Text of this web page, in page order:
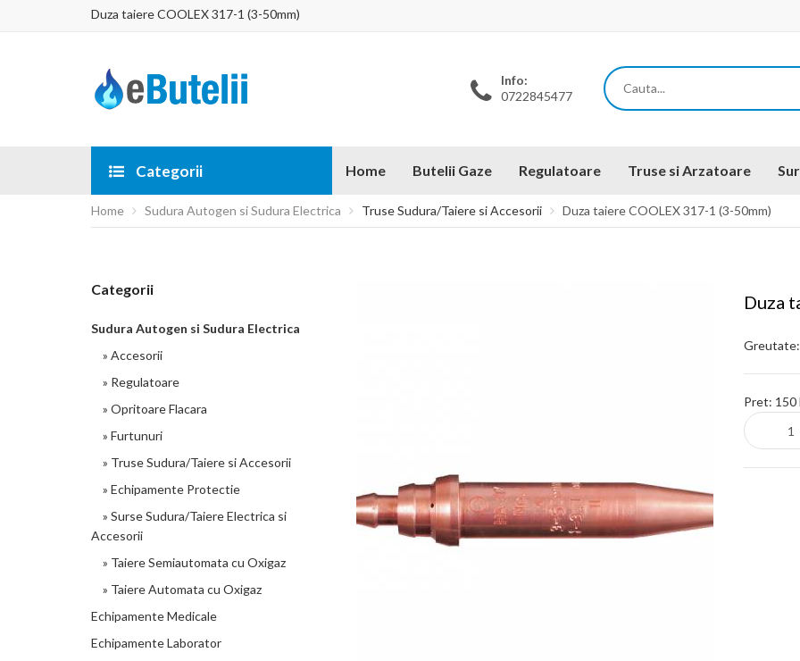
Duza taiere COOLEX 317-1 (3-50mm)
Info:
0722845477
Categorii Home Butelii Gaze Regulatoare Truse si Arzatoare
Home Sudura Autogen si Sudura Electrica Truse Sudura/Taiere si Accesorii Duza taiere COOLEX 317-1 (3-50mm)
Duza
Greutate:
Pret: 150
Categorii
Sudura Autogen si Sudura Electrica
» Accesorii
» Regulatoare
» Opritoare Flacara
» Furtunuri
» Truse Sudura/Taiere si Accesorii
» Echipamente Protectie
» Surse Sudura/Taiere Electrica si
Accesorii
» Taiere Semiautomata cu Oxigaz
» Taiere Automata cu Oxigaz
Echipamente Medicale
Echipamente Laborator